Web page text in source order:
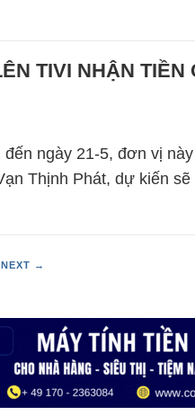
TIVI NHẬN TIỀN
ngày 21-5, đơn vị
Thịnh Phát, dự kiến sẽ
NEXT →